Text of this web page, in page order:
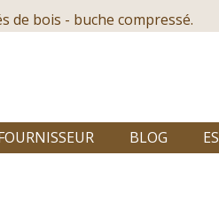
de bois - buche compressé.
BLOG